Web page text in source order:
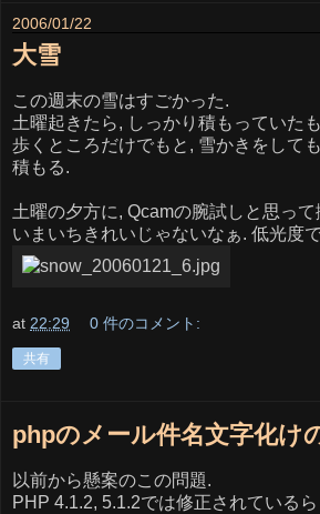
2006/01/22
大雪
この週末の雪はすごかった.
土曜起きたら, しっかり積もっていた
歩くところだけでもと, 雪かきをして
積もる.
土曜の夕方に, Qcamの腕試しと思っ
いまいちきれいじゃないなぁ. 低光度
at 22:29 0 件のコメント:
共有
phpのメール件名文字化け
以前から懸案のこの問題.
PHP 4.1.2, 5.1.2では修正されている